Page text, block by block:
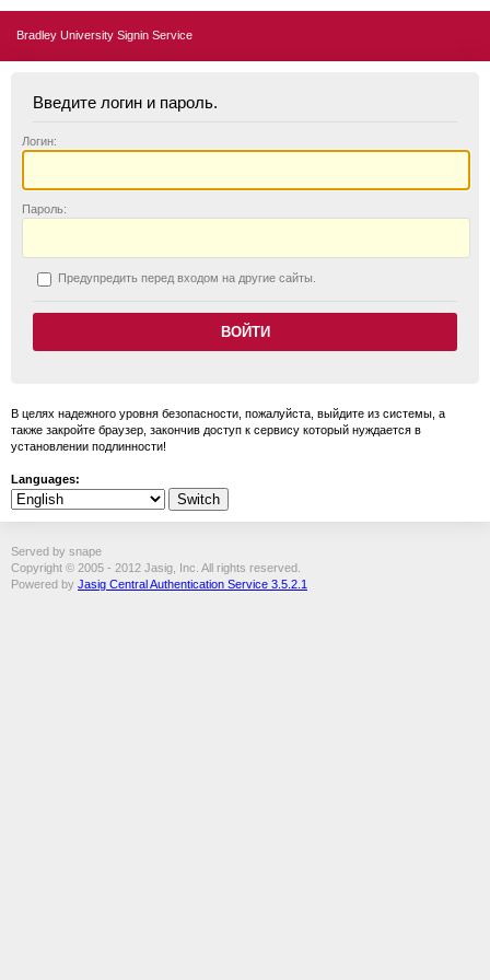
Bradley University Signin Service
Введите логин и пароль.
Логин:
Пароль:
Предупредить перед входом на другие сайты.
В целях надежного уровня безопасности, пожалуйста, выйдите из системы, а
также закройте браузер, закончив доступ к сервису который нуждается в
установлении подлинности!
Languages:
Served by snape
Copyright © 2005 - 2012 Jasig, Inc. All rights reserved.
Powered by Jasig Central Authentication Service 3.5.2.1